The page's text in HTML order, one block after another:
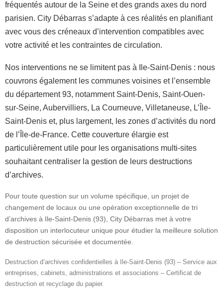
fréquentés autour de la Seine et des grands axes du nord
parisien. City Débarras s’adapte à ces réalités en planifiant
avec vous des créneaux d’intervention compatibles avec
votre activité et les contraintes de circulation.
Nos interventions ne se limitent pas à Ile-Saint-Denis : nous
couvrons également les communes voisines et l’ensemble
du département 93, notamment Saint-Denis, Saint-Ouen-
sur-Seine, Aubervilliers, La Courneuve, Villetaneuse, L’Île-
Saint-Denis et, plus largement, les zones d’activités du nord
de l’Île-de-France. Cette couverture élargie est
particulièrement utile pour les organisations multi-sites
souhaitant centraliser la gestion de leurs destructions
d’archives.
Pour toute question sur un volume spécifique, un projet de
changement de locaux ou une opération exceptionnelle de tri
d’archives à Ile-Saint-Denis (93), City Débarras met à votre
disposition un interlocuteur unique pour étudier la meilleure solution
de destruction sécurisée et documentée.
Destruction d’archives confidentielles à Ile-Saint-Denis (93) – Service aux
entreprises, cabinets, administrations et associations – Certificat de
destruction et recyclage du papier.